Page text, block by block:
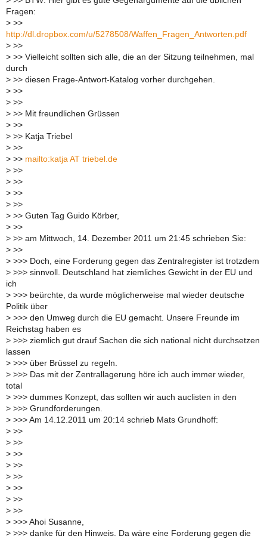
Fragen:
> >>
http://dl.dropbox.com/u/5278508/Waffen_Fragen_Antworten.pdf
> >>
> >> Vielleicht sollten sich alle, die an der Sitzung teilnehmen, mal
durch
> >> diesen Frage-Antwort-Katalog vorher durchgehen.
> >>
> >>
> >> Mit freundlichen Grüssen
> >>
> >> Katja Triebel
> >>
> >> mailto:katja AT triebel.de
> >>
> >>
> >>
> >>
> >> Guten Tag Guido Körber,
> >>
> >> am Mittwoch, 14. Dezember 2011 um 21:45 schrieben Sie:
> >>
> >>> Doch, eine Forderung gegen das Zentralregister ist trotzdem
> >>> sinnvoll. Deutschland hat ziemliches Gewicht in der EU und
ich
> >>> beürchte, da wurde möglicherweise mal wieder deutsche
Politik über
> >>> den Umweg durch die EU gemacht. Unsere Freunde im
Reichstag haben es
> >>> ziemlich gut drauf Sachen die sich national nicht durchsetzen
lassen
> >>> über Brüssel zu regeln.
> >>> Das mit der Zentrallagerung höre ich auch immer wieder,
total
> >>> dummes Konzept, das sollten wir auch auclisten in den
> >>> Grundforderungen.
> >>> Am 14.12.2011 um 20:14 schrieb Mats Grundhoff:
> >>
> >>
> >>
> >>
> >>
> >>
> >>
> >>
> >>> Ahoi Susanne,
> >>> danke für den Hinweis. Da wäre eine Forderung gegen die